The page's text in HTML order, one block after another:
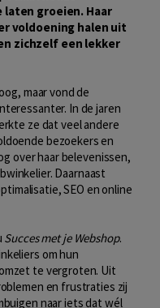
groeien. Haar
voldoening halen uit
zichzelf een lekker
maar vond de
In de jaren
ze dat veel andere
bezoekers en
over haar belevenissen,
Daarnaast
SEO en online
Succes met je Webshop.
om hun
te vergroten. Uit
en frustraties zij
naar iets dat wél